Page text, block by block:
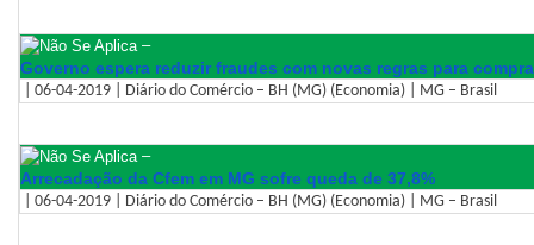
–
Governo espera reduzir fraudes com novas regras para
| 06-04-2019 | Diário do Comércio – BH (MG) (Economia) | MG – Brasil
–
Arrecadação da Cfem em MG sofre queda de 37,8%
| 06-04-2019 | Diário do Comércio – BH (MG) (Economia) | MG – Brasil